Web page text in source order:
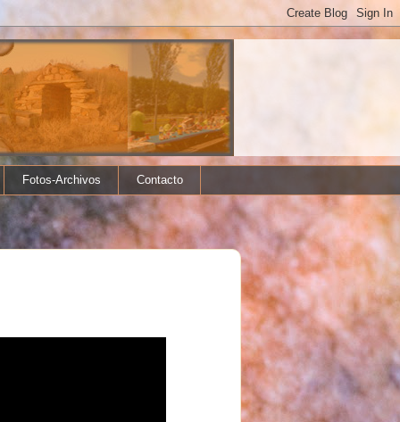
Fotos-Archivos Contacto